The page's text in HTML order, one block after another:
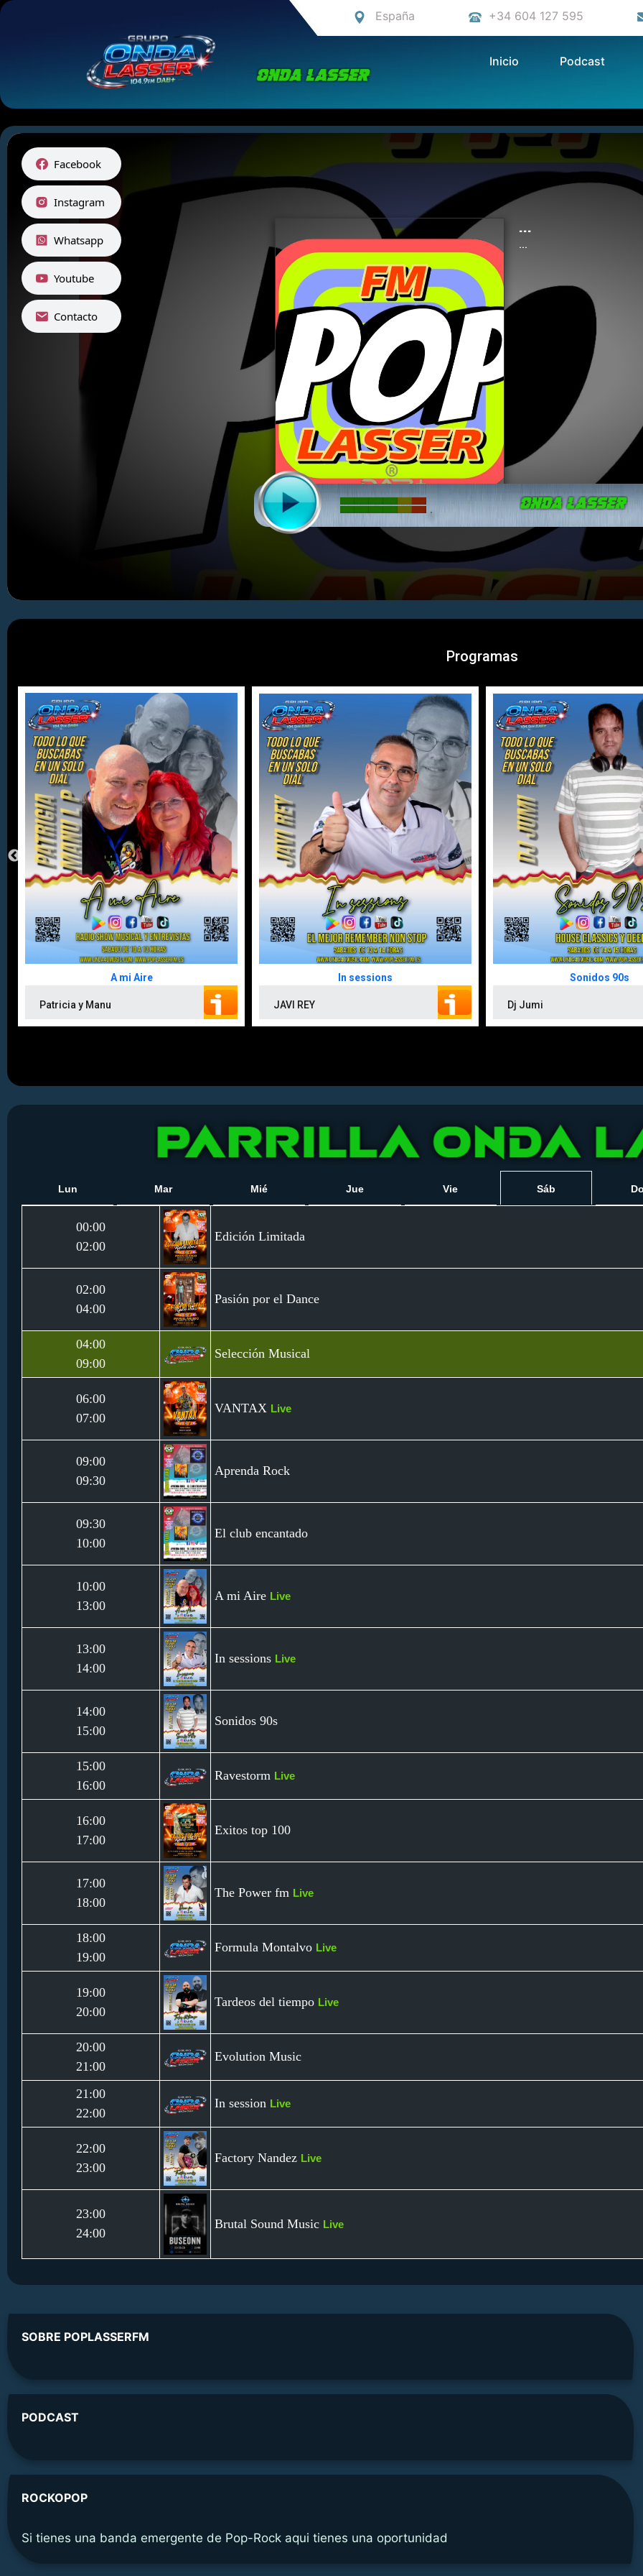
España +34 604 127 595
Inicio Podcast
Lun Mar Mié Jue Vie Sáb
00:00
02:00
Edición Limitada
02:00
04:00
Pasión por el Dance
04:00
09:00
Selección Musical
06:00
07:00
VANTAX Live
09:00
09:30
Aprenda Rock
09:30
10:00
El club encantado
10:00
13:00
A mi Aire Live
13:00
14:00
In sessions Live
14:00
15:00
Sonidos 90s
15:00
16:00
Ravestorm Live
16:00
17:00
Exitos top 100
17:00
18:00
The Power fm Live
18:00
19:00
Formula Montalvo Live
19:00
20:00
Tardeos del tiempo Live
20:00
21:00
Evolution Music
21:00
22:00
In session Live
22:00
23:00
Factory Nandez Live
23:00
24:00
Brutal Sound Music Live
SOBRE POPLASSERFM
PODCAST
ROCKOPOP
Si tienes una banda emergente de Pop-Rock aqui tienes una oportunidad